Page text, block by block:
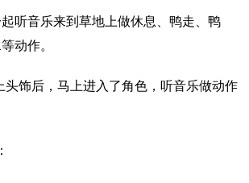
音乐来到草地上做休息、鸭走、鸭
动作。
饰后，马上进入了角色，听音乐做动作